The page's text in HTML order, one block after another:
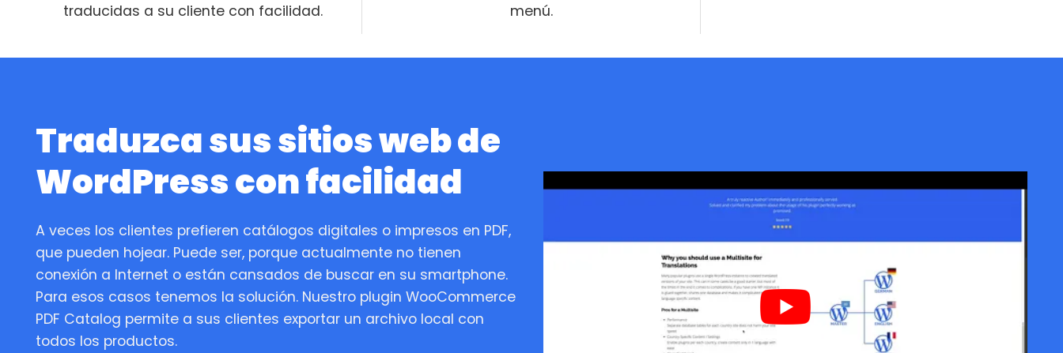
traducidas a su cliente con facilidad.
menú.
Traduzca sus sitios web de
WordPress con facilidad
A veces los clientes prefieren catálogos digitales o impresos en PDF,
que pueden hojear. Puede ser, porque actualmente no tienen
conexión a Internet o están cansados de buscar en su smartphone.
Para esos casos tenemos la solución. Nuestro plugin WooCommerce
PDF Catalog permite a sus clientes exportar un archivo local con
todos los productos.